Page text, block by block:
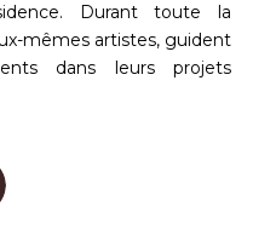
Durant toute la
mêmes artistes, guident
dans leurs projets